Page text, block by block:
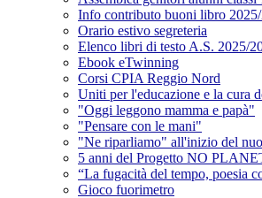
Info contributo buoni libro
Orario estivo segreteria
Elenco libri di testo A.S. 2025/
Ebook eTwinning
Corsi CPIA Reggio Nord
Uniti per l'educazione e la cura
"Oggi leggono mamma e papà"
"Pensare con le mani"
"Ne riparliamo" all'inizio del
5 anni del Progetto NO
“La fugacità del tempo, poesia
Gioco fuorimetro